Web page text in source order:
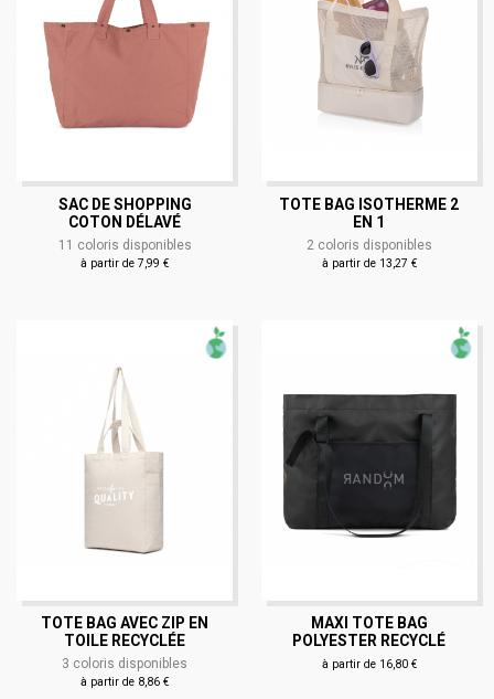
SAC DE SHOPPING
COTON DÉLAVÉ
11 coloris disponibles
à partir de 7,99 €
TOTE BAG ISOTHERME 2
EN 1
2 coloris disponibles
à partir de 13,27 €
TOTE BAG AVEC ZIP EN
TOILE RECYCLÉE
3 coloris disponibles
à partir de 8,86 €
MAXI TOTE BAG
POLYESTER RECYCLÉ
à partir de 16,80 €